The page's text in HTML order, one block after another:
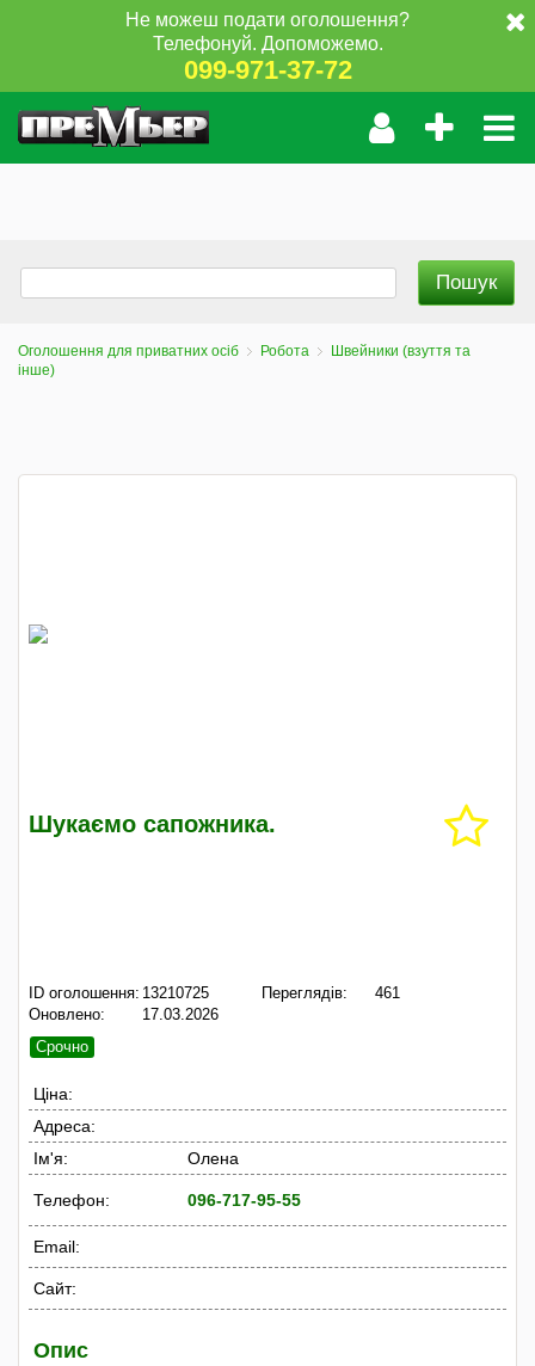
Не можеш подати оголошення?
Телефонуй. Допоможемо.
099-971-37-72
Оголошення для приватних осіб Робота
Швейники (взуття та
інше)
Шукаємо сапожника.
ID оголошення: 13210725
Оновлено:
17.03.2026
Переглядів: 461
Срочно
Ціна:
Адреса:
Ім'я:
Олена
Телефон: 096-717-95-55
Email:
Сайт:
Опис